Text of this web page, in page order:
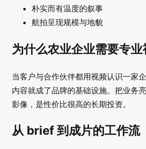
朴实而有温度的叙事
航拍呈现规模与地貌
为什么农业企业需要专业
当客户与合作伙伴都用视频认识一家
内容就成了品牌的基础设施。把业务
影像，是性价比很高的长期投资。
从 brief 到成片的工作流